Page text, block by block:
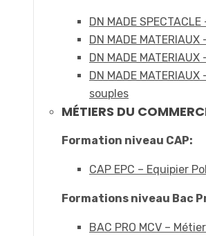
DN MADE
DN MADE
DN MADE
DN MADE
souples
MÉTIERS DU
Formation niveau CAP:
CAP EPC – Equipier
Formations niveau Bac
BAC PRO MCV –